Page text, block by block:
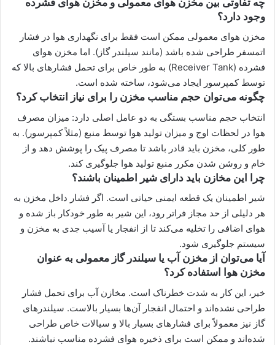
وجود دارد؟
مخزن هوای معمولی ممکن است فقط برای نگهداری هوا در فشار
اتمسفر طراحی شده باشد (مانند سیلندر گاز). اما مخزن هوای
فشرده (Receiver Tank) به طور خاص برای تحمل فشارهای بالا که
توسط کمپرسور ایجاد می‌شود، ساخته شده است.
چگونه می‌توان حجم مناسب مخزن را برای نیاز انتخاب کرد؟
انتخاب حجم مناسب بستگی به دو عامل اصلی دارد: میزان مصرف
هوا در لحظات اوج و میزان تولید هوا توسط منبع (مثلاً کمپرسور). به
طور کلی، مخزن باید قادر باشد تا مصرف پیک را پوشش دهد و از
خام و روشن شدن مکرر منبع تولید هوا جلوگیری کند.
چرا این مخازن باید دارای شیر اطمینان باشند؟
شیر اطمینان یک قطعه ایمنی حیاتی است. اگر فشار داخل مخزن به
هر دلیلی از حد مجاز فراتر رود، این شیر به طور خودکار باز شده و
هوای اضافی را تخلیه می‌کند تا از انفجار یا آسیب جدی به مخزن و
سیستم جلوگیری شود.
آیا می‌توان از مخزن آب یا سیلندر گاز معمولی به عنوان
مخزن هوا استفاده کرد؟
خیر، این کار به شدت خطرناک است. مخازن آب برای تحمل فشار
طراحی نشده‌اند و احتمال انفجار آن‌ها بسیار بالاست. سیلندرهای
گاز نیز معمولاً برای فشارهای بسیار بالا و سیالات خاص طراحی
شده‌اند و ممکن است برای ذخیره هوای فشرده مناسب نباشند.